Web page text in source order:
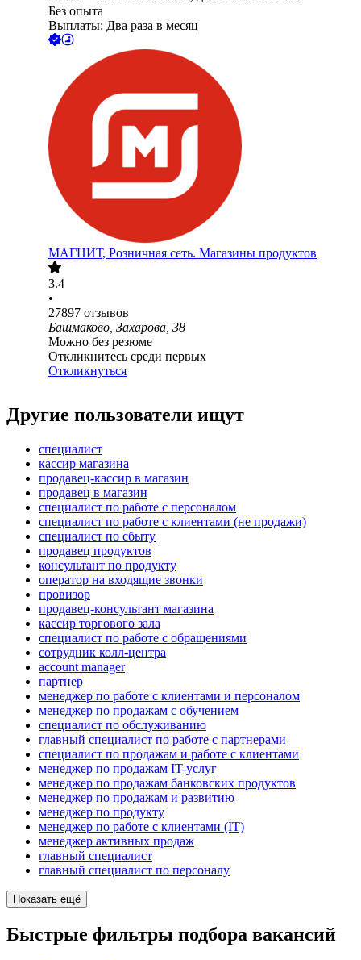
Без опыта
Выплаты: Два раза в месяц
МАГНИТ, Розничная сеть. Магазины продуктов
3.4
•
27897 отзывов
Башмаково, Захарова, 38
Можно без резюме
Откликнитесь среди первых
Откликнуться
Другие пользователи ищут
специалист
кассир магазина
продавец-кассир в магазин
продавец в магазин
специалист по работе с персоналом
специалист по работе с клиентами (не продажи)
специалист по сбыту
продавец продуктов
консультант по продукту
оператор на входящие звонки
провизор
продавец-консультант магазина
кассир торгового зала
специалист по работе с обращениями
сотрудник колл-центра
account manager
партнер
менеджер по работе с клиентами и персоналом
менеджер по продажам с обучением
специалист по обслуживанию
главный специалист по работе с партнерами
специалист по продажам и работе с клиентами
менеджер по продажам IT-услуг
менеджер по продажам банковских продуктов
менеджер по продажам и развитию
менеджер по продукту
менеджер по работе с клиентами (IT)
менеджер активных продаж
главный специалист
главный специалист по персоналу
Показать ещё
Быстрые фильтры подбора вакансий